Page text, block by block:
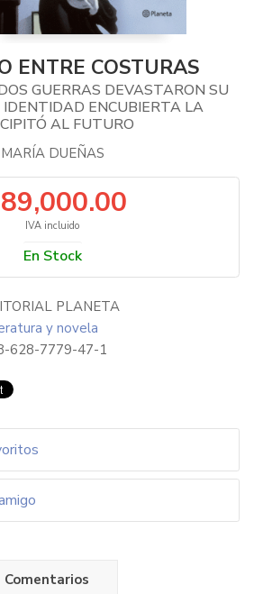
ENTRE COSTURAS
GUERRAS DEVASTARON SU
ENCUBIERTA LA
AL FUTURO
MARÍA DUEÑAS
IVA incluido
En Stock
PLANETA
y novela
628-7779-47-1
Comentarios